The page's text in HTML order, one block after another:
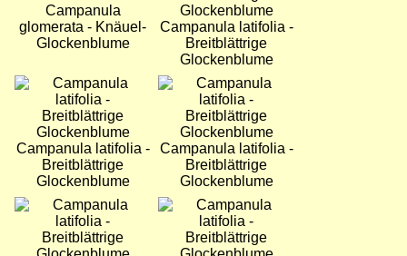
Campanula
glomerata - Knäuel-
Glockenblume
Campanula latifolia -
Breitblättrige
Glockenblume
Bild
Campanula latifolia -
Breitblättrige
Glockenblume
Bild
Campanula latifolia -
Breitblättrige
Glockenblume
Bild
Bild